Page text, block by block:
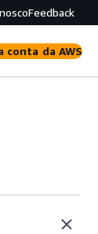
Feedback
conta da AWS